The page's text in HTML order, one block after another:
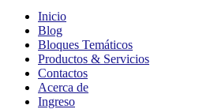
Inicio
Blog
Bloques Temáticos
Productos & Servicios
Contactos
Acerca de
Ingreso